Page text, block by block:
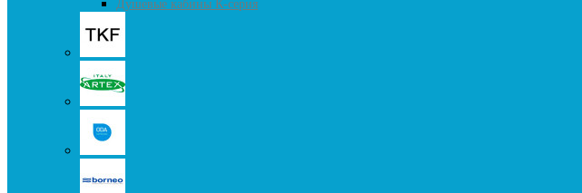
Душевые кабины К-серия